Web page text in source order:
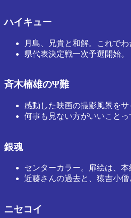
ハイキュー
月島、兄貴と和解。これで
県代表決定戦一次予選開始。
斉木楠雄のΨ難
感動した映画の撮影風景を
何事も見ない方がいいことっ
銀魂
センターカラー。扉絵は、本
近藤さんの過去と、猿吉小僧
ニセコイ